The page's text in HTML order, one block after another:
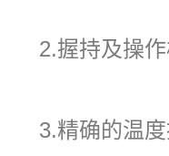
2.握持及操
3.精确的温